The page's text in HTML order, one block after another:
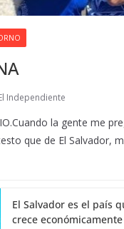
Independiente
la gente me
que de El Salvador,
El Salvador es el país
crece